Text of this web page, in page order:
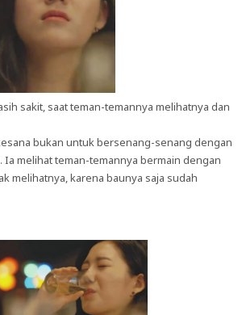
sakit, saat teman-temannya melihatnya dan
bukan untuk bersenang-senang dengan
melihat teman-temannya bermain dengan
melihatnya, karena baunya saja sudah